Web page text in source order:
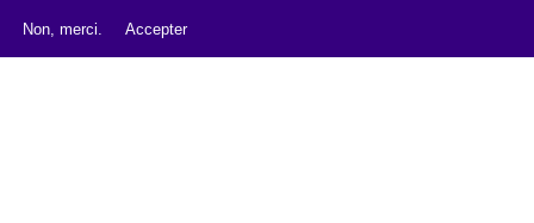
Demande d'information
Non, merci. Accepter